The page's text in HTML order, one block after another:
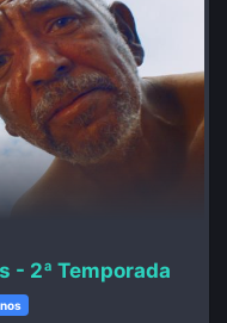
- 2ª Temporada